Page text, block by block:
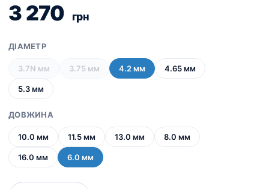
3 270 грн
ДІАМЕТР
3.7N мм 3.75 мм 4.2 мм 4.65 мм
5.3 мм
ДОВЖИНА
10.0 мм 11.5 мм 13.0 мм 8.0 мм
16.0 мм 6.0 мм